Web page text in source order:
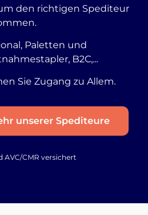
den richtigen Spediteur
Paletten und
B2C,...
Sie Zugang zu Allem.
unserer Spediteure
AVC/CMR versichert